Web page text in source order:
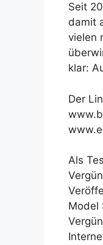
Seit
damit
vielen
klar:
Der
Als
Model